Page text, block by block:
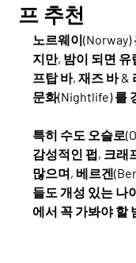
프 추천
노르웨이(Norway)
지만, 밤이 되면
프탑 바, 재즈 바 &
문화(Nightlife) 를
특히 수도 오슬로
감성적인 펍, 크래
많으며, 베르겐
들도 개성 있는 나
에서 꼭 가봐야 할